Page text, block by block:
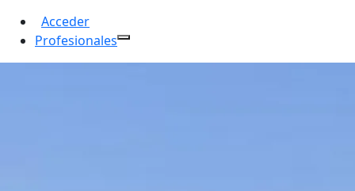
Acceder
Profesionales